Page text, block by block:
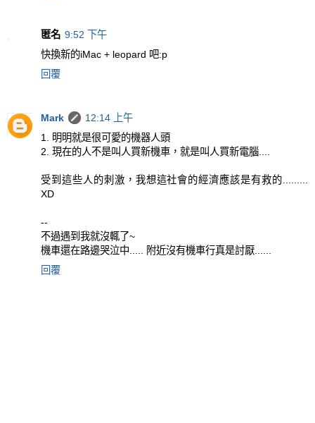
匿名 9:52 下午
快換新的iMac + leopard 吧:p
回覆
Mark
12:14 上午
1. 明明就是很可愛的機器人頭
2. 現在的人不是叫人買新機車，就是叫人買新電腦....
受到這些人的刺激，我想這社會的經濟應該是有救的.........
XD
--
不過遇到我就沒輒了~
機車還在路邊哭泣中..... 附近沒有機車行真是討厭......
回覆